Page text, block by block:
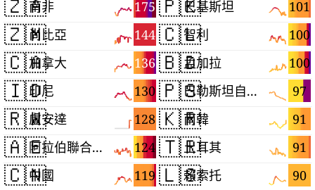
🇿🇦 175
南非
🇿🇲 144
尚比亞
🇨🇦 136
加拿大
🇮🇩 130
印尼
🇷🇼 128
盧安達
🇦🇪 124
阿拉伯聯合大公國
🇨🇳 119
中國
🇵🇰 101
巴基斯坦
🇨🇱 100
智利
🇧🇩 100
孟加拉
🇵🇸 97
巴勒斯坦自治區
🇰🇷 91
南韓
🇹🇷 91
土耳其
🇱🇸 90
賴索托